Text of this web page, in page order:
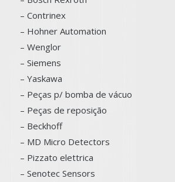
– Contrinex
– Hohner Automation
– Wenglor
– Siemens
– Yaskawa
– Peças p/ bomba de vácuo
– Peças de reposição
– Beckhoff
– MD Micro Detectors
– Pizzato elettrica
– Senotec Sensors